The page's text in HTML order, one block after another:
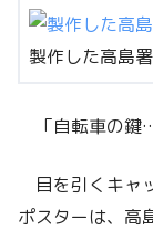
製作した高島
「自転車の鍵
目を引くキャ
ポスターは、高